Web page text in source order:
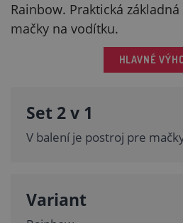
Rainbow. Praktická
mačky na vodítku.
HLAVNÉ
Set 2 v 1
V balení je postroj pre
Variant